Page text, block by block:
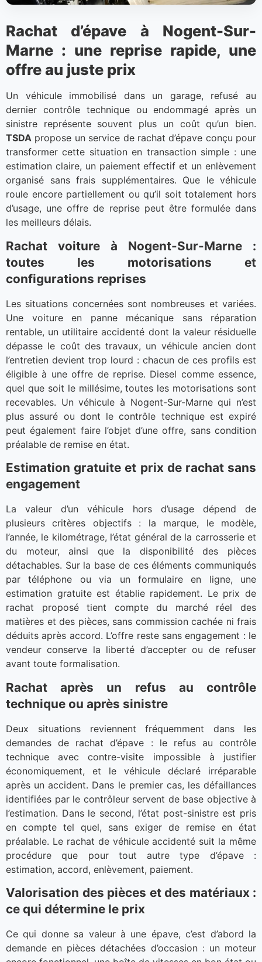
Rachat d’épave à Nogent-Sur-
Marne : une reprise rapide, une
offre au juste prix
Un véhicule immobilisé dans un garage, refusé au
dernier contrôle technique ou endommagé après un
sinistre représente souvent plus un coût qu’un bien.
TSDA propose un service de rachat d’épave conçu pour
transformer cette situation en transaction simple : une
estimation claire, un paiement effectif et un enlèvement
organisé sans frais supplémentaires. Que le véhicule
roule encore partiellement ou qu’il soit totalement hors
d’usage, une offre de reprise peut être formulée dans
les meilleurs délais.
Rachat voiture à Nogent-Sur-Marne :
toutes les motorisations et
configurations reprises
Les situations concernées sont nombreuses et variées.
Une voiture en panne mécanique sans réparation
rentable, un utilitaire accidenté dont la valeur résiduelle
dépasse le coût des travaux, un véhicule ancien dont
l’entretien devient trop lourd : chacun de ces profils est
éligible à une offre de reprise. Diesel comme essence,
quel que soit le millésime, toutes les motorisations sont
recevables. Un véhicule à Nogent-Sur-Marne qui n’est
plus assuré ou dont le contrôle technique est expiré
peut également faire l’objet d’une offre, sans condition
préalable de remise en état.
Estimation gratuite et prix de rachat sans
engagement
La valeur d’un véhicule hors d’usage dépend de
plusieurs critères objectifs : la marque, le modèle,
l’année, le kilométrage, l’état général de la carrosserie et
du moteur, ainsi que la disponibilité des pièces
détachables. Sur la base de ces éléments communiqués
par téléphone ou via un formulaire en ligne, une
estimation gratuite est établie rapidement. Le prix de
rachat proposé tient compte du marché réel des
matières et des pièces, sans commission cachée ni frais
déduits après accord. L’offre reste sans engagement : le
vendeur conserve la liberté d’accepter ou de refuser
avant toute formalisation.
Rachat après un refus au contrôle
technique ou après sinistre
Deux situations reviennent fréquemment dans les
demandes de rachat d’épave : le refus au contrôle
technique avec contre-visite impossible à justifier
économiquement, et le véhicule déclaré irréparable
après un accident. Dans le premier cas, les défaillances
identifiées par le contrôleur servent de base objective à
l’estimation. Dans le second, l’état post-sinistre est pris
en compte tel quel, sans exiger de remise en état
préalable. Le rachat de véhicule accidenté suit la même
procédure que pour tout autre type d’épave :
estimation, accord, enlèvement, paiement.
Valorisation des pièces et des matériaux :
ce qui détermine le prix
Ce qui donne sa valeur à une épave, c’est d’abord la
demande en pièces détachées d’occasion : un moteur